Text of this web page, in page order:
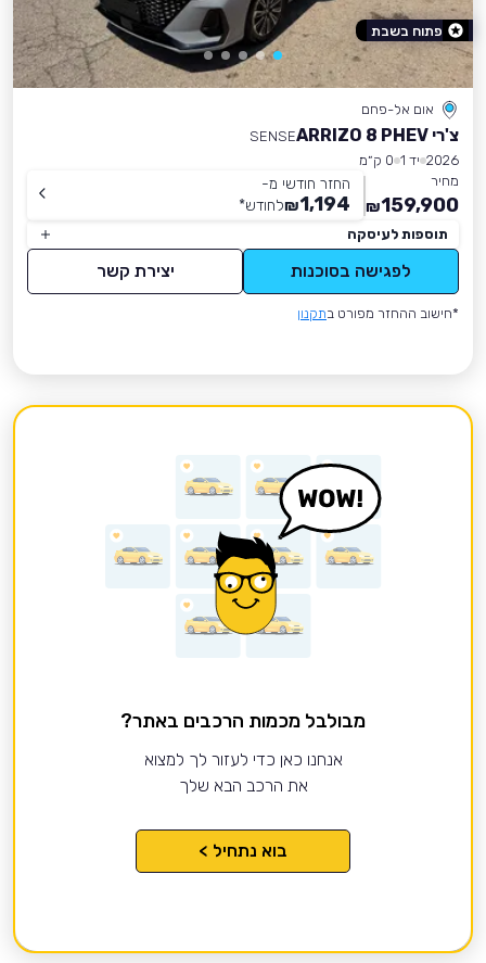
אום אל-פחם
צ'רי ARRIZO 8 PHEV
SENSE
2026 יד 1
0 ק״מ
מחיר
159,900
₪
החזר חודשי מ-
1,194
₪לחודש*
תוספות לעיסקה
לפגישה בסוכנות יצירת קשר
*חישוב ההחזר מפורט בתקנון
פתוח בשבת
מבולבל מכמות הרכבים באתר?
אנחנו כאן כדי לעזור לך למצוא
את הרכב הבא שלך
בוא נתחיל >